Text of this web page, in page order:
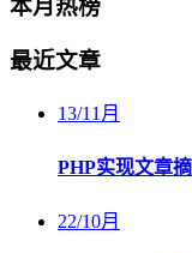
本月热榜
最近文章
13/11月
PHP实现文章
22/10月